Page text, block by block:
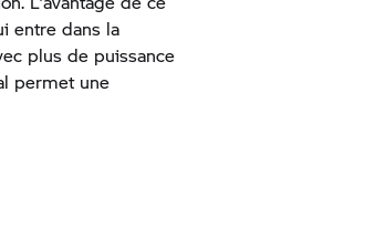
entre dans la
plus de puissance
permet une